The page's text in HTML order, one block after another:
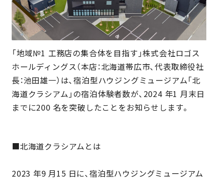
「地域№1 工務店の集合体を目指す」株式会社ロゴス
ホールディングス（本店：北海道帯広市、代表取締役社
⾧：池田雄一）は、宿泊型ハウジングミュージアム「北
海道クラシアム」の宿泊体験者数が、2024 年1 月末日
までに200 名を突破したことをお知らせします。
■北海道クラシアムとは
2023 年9 月15 日に、宿泊型ハウジングミュージアム